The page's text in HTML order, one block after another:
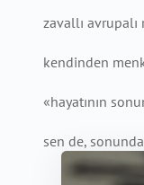
zavallı
kendinden
«hayatının
sen de,